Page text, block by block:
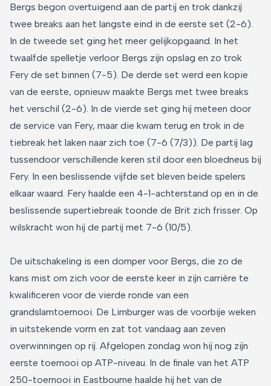
Bergs begon overtuigend aan de partij en trok dankzij
twee breaks aan het langste eind in de eerste set (2-6).
In de tweede set ging het meer gelijkopgaand. In het
twaalfde spelletje verloor Bergs zijn opslag en zo trok
Fery de set binnen (7-5). De derde set werd een kopie
van de eerste, opnieuw maakte Bergs met twee breaks
het verschil (2-6). In de vierde set ging hij meteen door
de service van Fery, maar die kwam terug en trok in de
tiebreak het laken naar zich toe (7-6 (7/3)). De partij lag
tussendoor verschillende keren stil door een bloedneus bij
Fery. In een beslissende vijfde set bleven beide spelers
elkaar waard. Fery haalde een 4-1-achterstand op en in de
beslissende supertiebreak toonde de Brit zich frisser. Op
wilskracht won hij de partij met 7-6 (10/5).
De uitschakeling is een domper voor Bergs, die zo de
kans mist om zich voor de eerste keer in zijn carrière te
kwalificeren voor de vierde ronde van een
grandslamtoernooi. De Limburger was de voorbije weken
in uitstekende vorm en zat tot vandaag aan zeven
overwinningen op rij. Afgelopen zondag won hij nog zijn
eerste toernooi op ATP-niveau. In de finale van het ATP
250-toernooi in Eastbourne haalde hij het van de